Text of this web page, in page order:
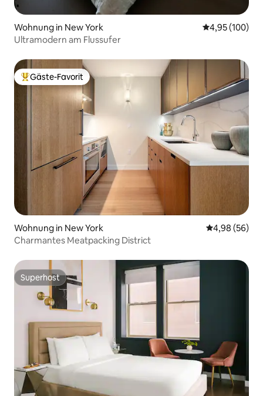
Wohnung in New York
4,95 (100)
Ultramodern am Flussufer
Beliebter Gäste-Favorit.
Gäste-Favorit
Wohnung in New York
4,98 (56)
Charmantes Meatpacking District
Superhost
Superhost